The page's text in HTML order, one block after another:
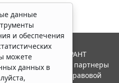
данные
и обеспечения
можете
данных в
2026. Система ГАРАНТ
"Гарант" и ее партнеры
ассоциации правовой